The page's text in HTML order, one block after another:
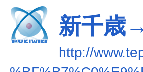
新千歳
http://